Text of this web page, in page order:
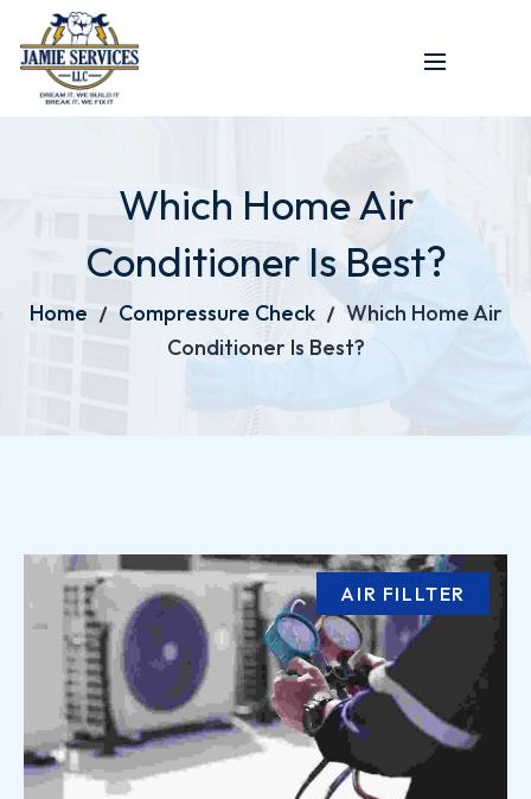
Which Home Air
Conditioner Is Best?
Home Compressure Check
Which Home Air
Conditioner Is Best?
AIR FILLTER